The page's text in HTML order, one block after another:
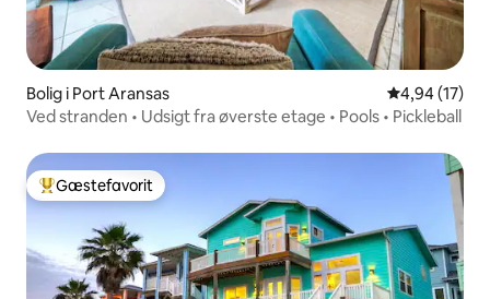
Bolig i Port Aransas 4,94 ud af 5
4,94 (17)
Ved stranden • Udsigt fra øverste etage • Pools • Pickleball
Bedste gæstefavorit
Gæstefavorit